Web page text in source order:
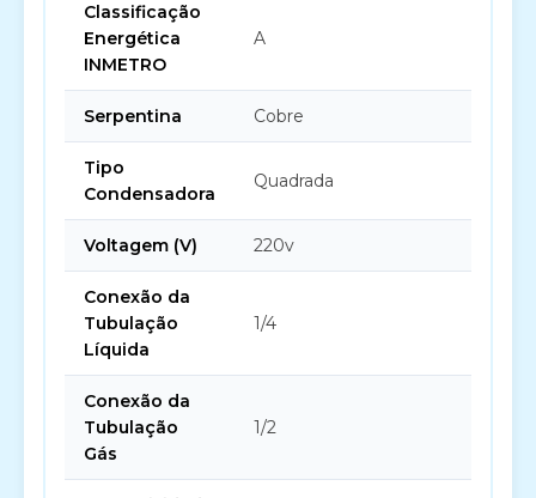
Classificação
Energética
INMETRO
A
Serpentina Cobre
Tipo
Condensadora
Quadrada
Voltagem (V) 220v
Conexão da
Tubulação
Líquida
1/4
Conexão da
Tubulação
Gás
1/2